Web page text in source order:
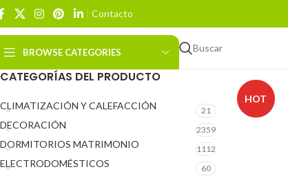
Contacto
BROWSE CATEGORIES Buscar
CATEGORÍAS DEL PRODUCTO
CLIMATIZACIÓN Y CALEFACCIÓN 21
DECORACIÓN 2359
DORMITORIOS MATRIMONIO 1112
ELECTRODOMÉSTICOS 60
HOT